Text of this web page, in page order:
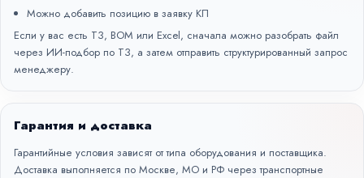
Можно добавить позицию в заявку КП
Если у вас есть ТЗ, BOM или Excel, сначала можно разобрать файл
через ИИ-подбор по ТЗ, а затем отправить структурированный запрос
менеджеру.
Гарантия и доставка
Гарантийные условия зависят от типа оборудования и поставщика.
Доставка выполняется по Москве, МО и РФ через транспортные